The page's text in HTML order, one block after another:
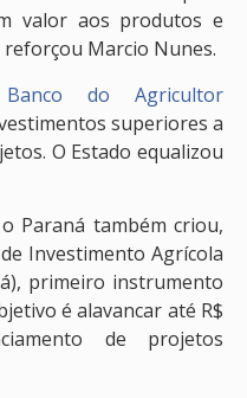
valor aos produtos e
Marcio Nunes.
Banco do Agricultor
superiores a
O Estado equalizou
Paraná também criou,
Investimento Agrícola
primeiro instrumento
é alavancar até R$
de projetos